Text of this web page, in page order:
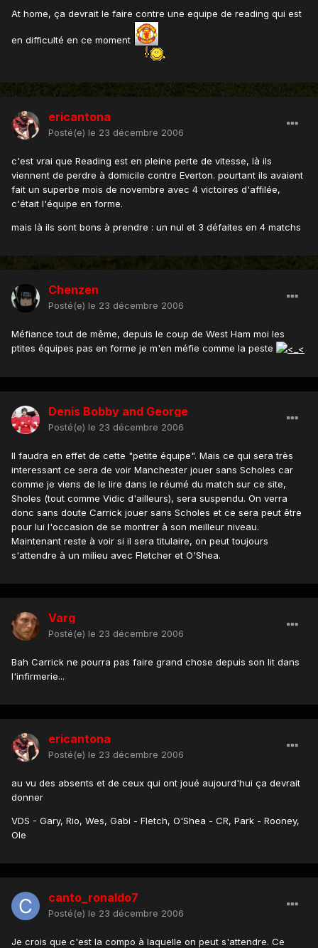
At home, ça devrait le faire contre une equipe de reading qui est
en difficulté en ce moment
ericantona
Posté(e) le 23 décembre 2006
c'est vrai que Reading est en pleine perte de vitesse, là ils
viennent de perdre à domicile contre Everton. pourtant ils avaient
fait un superbe mois de novembre avec 4 victoires d'affilée,
c'était l'équipe en forme.
mais là ils sont bons à prendre : un nul et 3 défaites en 4 matchs
Chenzen
Posté(e) le 23 décembre 2006
Méfiance tout de même, depuis le coup de West Ham moi les
ptites équipes pas en forme je m'en méfie comme la peste
Denis Bobby and George
Posté(e) le 23 décembre 2006
Il faudra en effet de cette "petite équipe". Mais ce qui sera très
interessant ce sera de voir Manchester jouer sans Scholes car
comme je viens de le lire dans le réumé du match sur ce site,
Sholes (tout comme Vidic d'ailleurs), sera suspendu. On verra
donc sans doute Carrick jouer sans Scholes et ce sera peut être
pour lui l'occasion de se montrer à son meilleur niveau.
Maintenant reste à voir si il sera titulaire, on peut toujours
s'attendre à un milieu avec Fletcher et O'Shea.
Varg
Posté(e) le 23 décembre 2006
Bah Carrick ne pourra pas faire grand chose depuis son lit dans
l'infirmerie...
ericantona
Posté(e) le 23 décembre 2006
au vu des absents et de ceux qui ont joué aujourd'hui ça devrait
donner
VDS - Gary, Rio, Wes, Gabi - Fletch, O'Shea - CR, Park - Rooney,
Ole
canto_ronaldo7
Posté(e) le 23 décembre 2006
Je crois que c'est la compo à laquelle on peut s'attendre. Ce